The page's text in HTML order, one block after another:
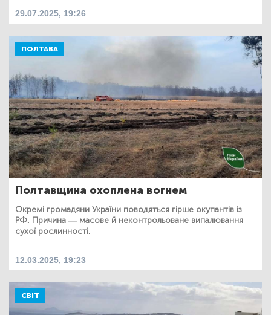
29.07.2025, 19:26
ПОЛТАВА
Полтавщина охоплена вогнем
Окремі громадяни України поводяться гірше окупантів із
РФ. Причина — масове й неконтрольоване випалювання
сухої рослинності.
12.03.2025, 19:23
СВІТ